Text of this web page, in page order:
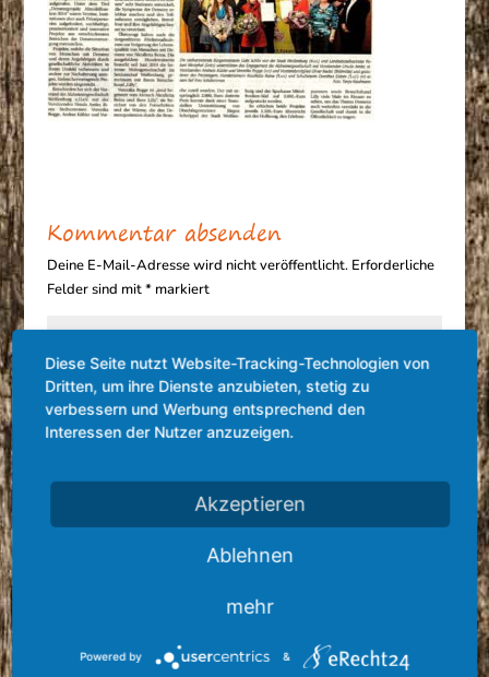
Kommentar absenden
Deine E-Mail-Adresse wird nicht veröffentlicht. Erforderliche
Felder sind mit*markiert
Diese Seite nutzt Website-Tracking-Technologien von
Dritten, um ihre Dienste anzubieten, stetig zu
verbessern und Werbung entsprechend den
Interessen der Nutzer anzuzeigen.
Akzeptieren
Ablehnen
mehr
Powered by &